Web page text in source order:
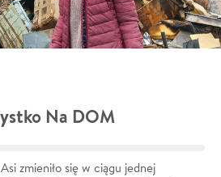
Na DOM
zmieniło się w ciągu jednej